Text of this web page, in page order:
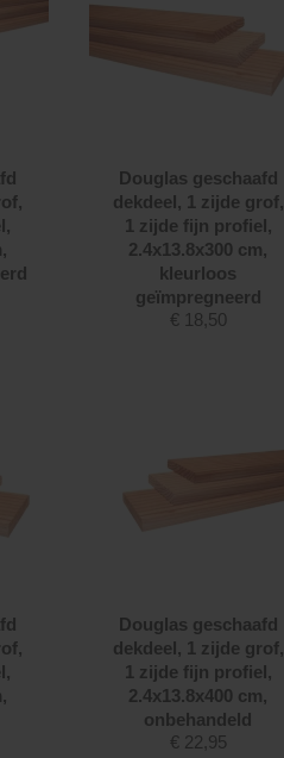
Douglas geschaafd
dekdeel, 1 zijde grof,
1 zijde fijn profiel,
2.4x13.8x300 cm,
kleurloos
geïmpregneerd
€ 18,50
Douglas geschaafd
dekdeel, 1 zijde grof,
1 zijde fijn profiel,
2.4x13.8x400 cm,
onbehandeld
€ 22,95